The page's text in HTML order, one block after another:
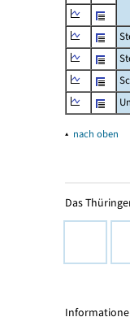
▴ nach oben
Das